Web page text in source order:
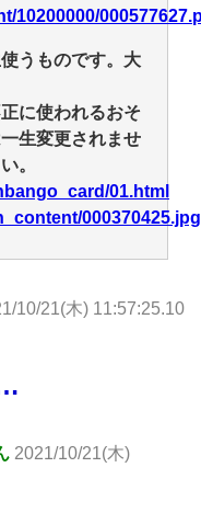
10200000/
うものです。大
に使われるおそ
生変更されませ
。
01.html
000370425.jpg
10/21(木) 11:57:25.10
2021/10/21(木)